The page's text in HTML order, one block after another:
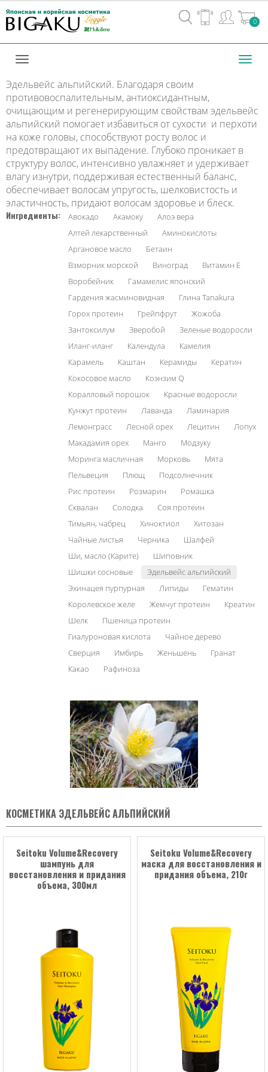
Вход
/
0
Эдельвейс альпийский. Благодаря своим
противовоспалительным, антиоксидантным,
очищающим и регенерирующим свойствам эдельвейс
альпийский помогает избавиться от сухости и перхоти
на коже головы, способствуют росту волос и
предотвращают их выпадение. Глубоко проникает в
структуру волос, интенсивно увлажняет и удерживает
влагу изнутри, поддерживая естественный баланс,
обеспечивает волосам упругость, шелковистость и
эластичность, придают волосам здоровье и блеск.
Ингредиенты: Авокадо Акамоку
Алоэ вера
Алтей лекарственный
Аминокислоты
Аргановое масло
Бетаин
Взморник морской
Виноград
Витамин Е
Воробейник
Гамамелис японский
Гардения жасминовидная
Глина Tanakura
Горох протеин
Грейпфрут
Жожоба
Зантоксилум
Зверобой
Зеленые водоросли
Иланг-иланг
Календула
Камелия
Карамель
Каштан Керамиды
Кератин
Кокосовое масло
Коэнзим Q
Коралловый порошок
Красные водоросли
Кунжут протеин
Лаванда
Ламинария
Лемонграсс
Лесной орех Лецитин
Лопух
Макадамия орех
Манго
Модзуку
Моринга масличная
Морковь
Мята
Пельвеция
Плющ
Подсолнечник
Рис протеин
Розмарин
Ромашка
Сквалан
Солодка
Соя протеин
Тимьян, чабрец
Хиноктиол
Хитозан
Чайные листья
Черника
Шалфей
Ши, масло (Карите)
Шиповник
Шишки сосновые
Эдельвейс альпийский
Эхинацея пурпурная
Липиды
Гематин
Королевское желе
Жемчуг протеин
Креатин
Шелк
Пшеница протеин
Гиалуроновая кислота
Чайное дерево
Сверция
Имбирь Женьшень
Гранат
Какао
Рафиноза
КОСМЕТИКА ЭДЕЛЬВЕЙС АЛЬПИЙСКИЙ
Seitoku Volume&Recovery
шампунь для
восстановления и придания
объема, 300мл
Seitoku Volume&Recovery
маска для восстановления и
придания объема, 210г